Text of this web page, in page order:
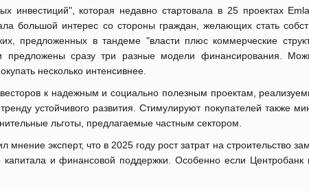
инвестиций", которая недавно стартовала в 25 проектах
большой интерес со стороны граждан, желающих стать
предложенных в тандеме "власти плюс коммерческие
предложены сразу три разные модели финансирования.
несколько интенсивнее.
к надежным и социально полезным проектам,
тренду устойчивого развития. Стимулируют покупателей также
льготы, предлагаемые частным сектором.
мнение эксперт, что в 2025 году рост затрат на строительство
капитала и финансовой поддержки. Особенно если Центробанк